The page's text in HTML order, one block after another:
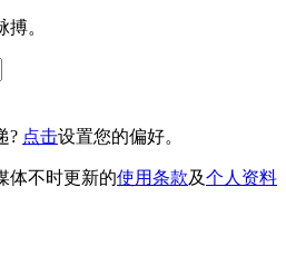
。
? 点击设置您的偏好。
体不时更新的使用条款及个人资料